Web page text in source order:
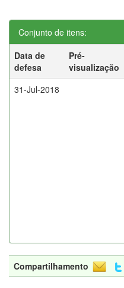
Conjunto de itens:
Data de
defesa
Pré-
visualização
31-Jul-2018
Compartilhamento